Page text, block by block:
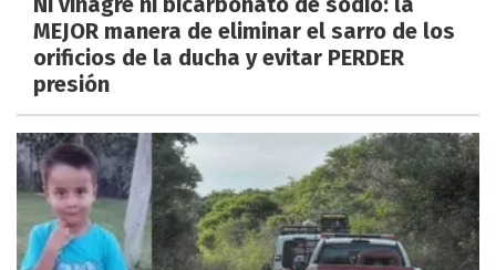
MEJOR manera de eliminar el sarro de los
orificios de la ducha y evitar PERDER
presión